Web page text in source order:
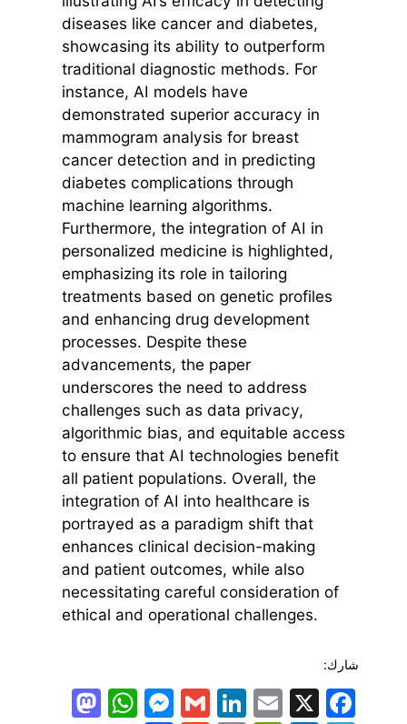
diseases like cancer and diabetes,
showcasing its ability to outperform
traditional diagnostic methods. For
instance, AI models have
demonstrated superior accuracy in
mammogram analysis for breast
cancer detection and in predicting
diabetes complications through
machine learning algorithms.
Furthermore, the integration of AI in
personalized medicine is highlighted,
emphasizing its role in tailoring
treatments based on genetic profiles
and enhancing drug development
processes. Despite these
advancements, the paper
underscores the need to address
challenges such as data privacy,
algorithmic bias, and equitable access
to ensure that AI technologies benefit
all patient populations. Overall, the
integration of AI into healthcare is
portrayed as a paradigm shift that
enhances clinical decision-making
and patient outcomes, while also
necessitating careful consideration of
ethical and operational challenges.
شارك:
Facebook
X
Email
LinkedIn
Gmail